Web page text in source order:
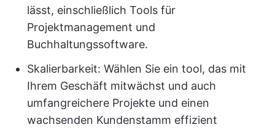
lässt, einschließlich Tools für
Projektmanagement und
Buchhaltungssoftware.
Skalierbarkeit: Wählen Sie ein tool, das mit
Ihrem Geschäft mitwächst und auch
umfangreichere Projekte und einen
wachsenden Kundenstamm effizient